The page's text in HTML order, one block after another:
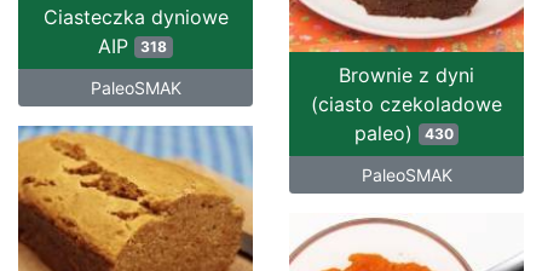
Ciasteczka dyniowe
AIP 318
PaleoSMAK
Brownie z dyni
(ciasto czekoladowe
paleo)
430
PaleoSMAK